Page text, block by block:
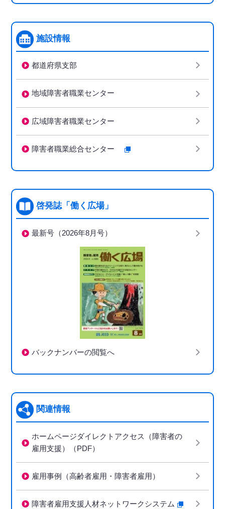
施設情報
都道府県支部
地域障害者職業センター
広域障害者職業センター
障害者職業総合センター
啓発誌「働く広場」
最新号（2026年8月号）
バックナンバーの閲覧へ
関連情報
ホームページダイレクトアクセス（障害者の
雇用支援）（PDF）
雇用事例（高齢者雇用・障害者雇用）
障害者雇用支援人材ネットワークシステム